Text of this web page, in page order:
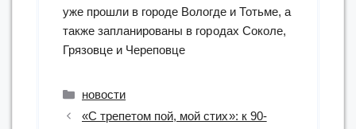
уже прошли в городе Вологде и Тотьме, а
также запланированы в городах Соколе,
Грязовце и Череповце
Рубрики
новости
«С трепетом пой, мой стих»: к 90-